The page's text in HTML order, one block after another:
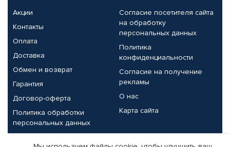
Акции
Контакты
Оплата
Доставка
Обмен и возврат
Гарантия
Договор-оферта
Политика обработки
персональных данных
Согласие посетителя сайта
на обработку
персональных данных
Политика
конфиденциальности
Согласие на получение
рекламы
О нас
Карта сайта